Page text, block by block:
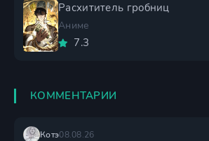
Расхититель гробниц
Аниме
7.3
КОММЕНТАРИИ
Котэ08.08.26